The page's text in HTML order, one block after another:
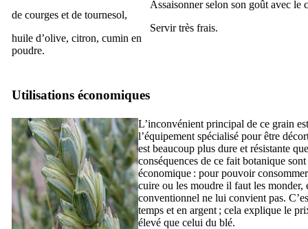
de courges et de tournesol,
huile d’olive, citron, cumin en
poudre.
Assaisonner selon son goût avec
Servir très frais.
Utilisations économiques
L’inconvénient principal de ce grain
l’équipement spécialisé pour être
est beaucoup plus dure et résistante
conséquences de ce fait botanique
économique : pour pouvoir
cuire ou les moudre il faut les monder,
conventionnel ne lui convient pas.
temps et en argent ; cela explique le
élevé que celui du blé.